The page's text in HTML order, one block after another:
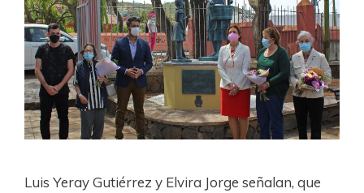
Luis Yeray Gutiérrez y Elvira Jorge señalan, que